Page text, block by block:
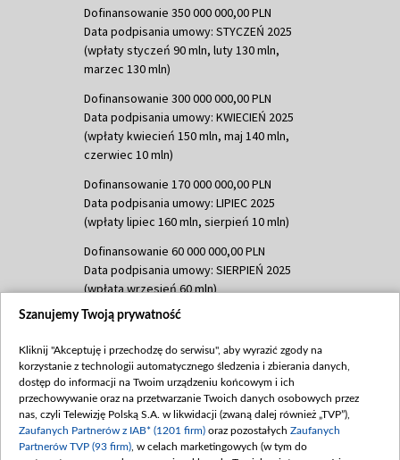
Dofinansowanie 350 000 000,00 PLN
Data podpisania umowy: STYCZEŃ 2025
(wpłaty styczeń 90 mln, luty 130 mln,
marzec 130 mln)
Dofinansowanie 300 000 000,00 PLN
Data podpisania umowy: KWIECIEŃ 2025
(wpłaty kwiecień 150 mln, maj 140 mln,
czerwiec 10 mln)
Dofinansowanie 170 000 000,00 PLN
Data podpisania umowy: LIPIEC 2025
(wpłaty lipiec 160 mln, sierpień 10 mln)
Dofinansowanie 60 000 000,00 PLN
Data podpisania umowy: SIERPIEŃ 2025
(wpłata wrzesień 60 mln)
Dofinansowanie 635 783 051,21 PLN
(wpłata wrzesień 100 mln, październik 350
mln, listopad 265 mln)
Dofinansowanie 48 862 000,00 PLN
Data podpisania umowy: GRUDZIEŃ 2025
(wpłata grudzień 60,548 mln)
Szanujemy Twoją prywatność
Kliknij "Akceptuję i przechodzę do serwisu", aby wyrazić zgody na
korzystanie z technologii automatycznego śledzenia i zbierania danych,
dostęp do informacji na Twoim urządzeniu końcowym i ich
przechowywanie oraz na przetwarzanie Twoich danych osobowych przez
nas, czyli Telewizję Polską S.A. w likwidacji (zwaną dalej również „TVP”),
Zaufanych Partnerów z IAB* (1201 firm) oraz pozostałych Zaufanych
Partnerów TVP (93 firm) , w celach marketingowych (w tym do